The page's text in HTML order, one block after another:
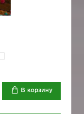
В корзину